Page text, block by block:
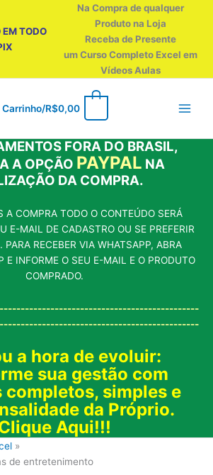
EM TODO
Na Compra de qualquer
Produto na Loja
Receba de Presente
um Curso Completo Excel em
Vídeos Aulas
Carrinho/R$0,00
FORA DO BRASIL,
A OPÇÃO PAYPAL NA
DA COMPRA.
A COMPRA TODO O CONTEÚDO SERÁ
E-MAIL DE CADASTRO OU SE PREFERIR
PARA RECEBER VIA WHATSAPP, ABRA
E INFORME O SEU E-MAIL E O PRODUTO
COMPRADO.
a hora de evoluir:
sua gestão com
completos, simples e
da Próprio.
Aqui!!!
de entretenimento